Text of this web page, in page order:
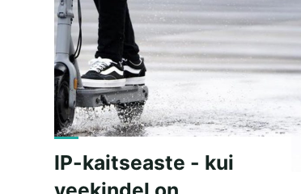
regulatsioonide
negatiivne
mõju"
IP-kaitseaste - kui